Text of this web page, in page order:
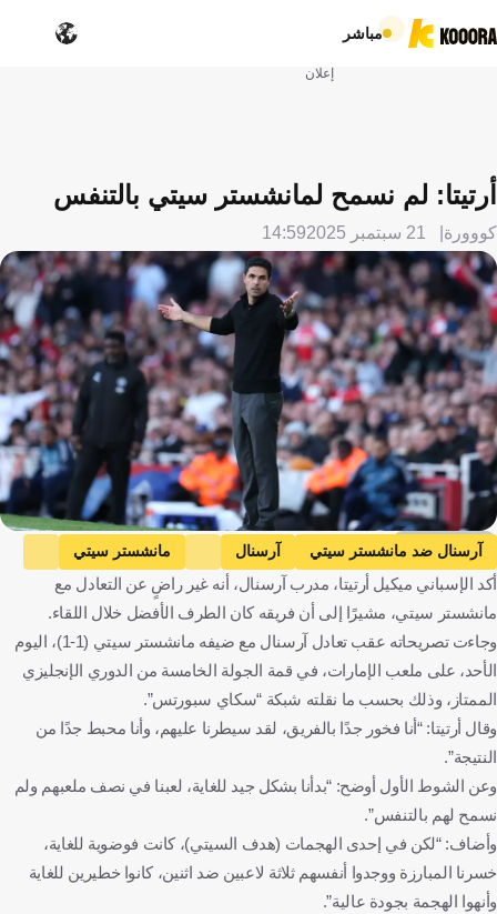
مباشر
إعلان
أرتيتا: لم نسمح لمانشستر سيتي بالتنفس
كووورة 21 سبتمبر 2025 14:59
Getty Images
آرسنال ضد مانشستر سيتي آرسنال
مانشستر سيتي
الدوري الإنجليزي الممتاز
ميكيل آرتيتا إنجلترا
إسبانيا
كرة قدم
أكد الإسباني ميكيل أرتيتا، مدرب آرسنال، أنه غير راضٍ عن التعادل مع
مانشستر سيتي، مشيرًا إلى أن فريقه كان الطرف الأفضل خلال اللقاء.
وجاءت تصريحاته عقب تعادل آرسنال مع ضيفه مانشستر سيتي (1-1)، اليوم
الأحد، على ملعب الإمارات، في قمة الجولة الخامسة من الدوري الإنجليزي
الممتاز، وذلك بحسب ما نقلته شبكة “سكاي سبورتس”.
وقال أرتيتا: “أنا فخور جدًا بالفريق، لقد سيطرنا عليهم، وأنا محبط جدًا من
النتيجة”.
وعن الشوط الأول أوضح: “بدأنا بشكل جيد للغاية، لعبنا في نصف ملعبهم ولم
نسمح لهم بالتنفس”.
وأضاف: “لكن في إحدى الهجمات (هدف السيتي)، كانت فوضوية للغاية،
خسرنا المبارزة ووجدوا أنفسهم ثلاثة لاعبين ضد اثنين، كانوا خطيرين للغاية
وأنهوا الهجمة بجودة عالية”.